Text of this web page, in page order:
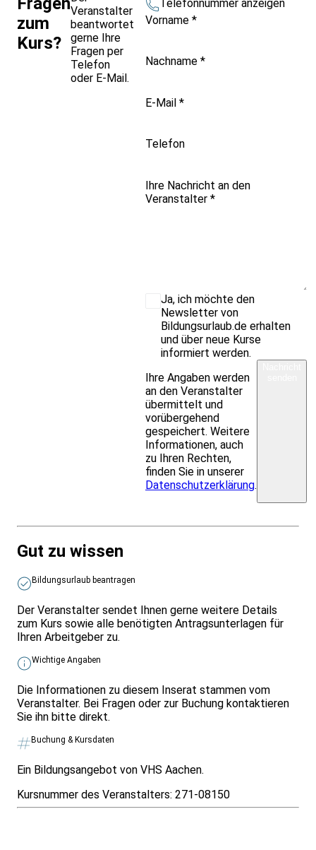
zum
Kurs?
Veranstalter
beantwortet
gerne Ihre
Fragen per
Telefon
oder E-Mail.
Telefonnummer anzeigen
Vorname *
Nachname *
E-Mail *
Telefon
Ihre Nachricht an den
Veranstalter *
Ja, ich möchte den
Newsletter von
Bildungsurlaub.de erhalten
und über neue Kurse
informiert werden.
Ihre Angaben werden
an den Veranstalter
übermittelt und
vorübergehend
gespeichert. Weitere
Informationen, auch
zu Ihren Rechten,
finden Sie in unserer
Datenschutzerklärung.
Gut zu wissen
Bildungsurlaub beantragen
Der Veranstalter sendet Ihnen gerne weitere Details
zum Kurs sowie alle benötigten Antragsunterlagen für
Ihren Arbeitgeber zu.
Wichtige Angaben
Die Informationen zu diesem Inserat stammen vom
Veranstalter. Bei Fragen oder zur Buchung kontaktieren
Sie ihn bitte direkt.
Buchung & Kursdaten
Ein Bildungsangebot von VHS Aachen.
Kursnummer des Veranstalters: 271-08150